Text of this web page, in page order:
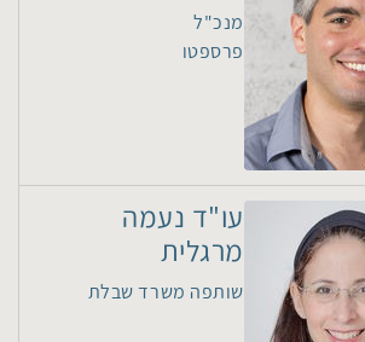
מנכ"ל
פרספטו
עו"ד נעמה
מרגלית
שותפה משרד שבלת